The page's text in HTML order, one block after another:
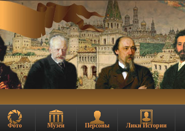
Фото Музеи Персоны Лики Истории